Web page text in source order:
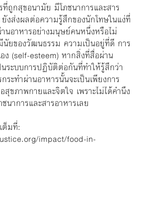
ถูกสุขอนามัย มีโภชนาการและสาร
งส่งผลต่อความรู้สึกของนักโทษในแง่ที่
นอาหารอย่างมนุษย์คนหนึ่งหรือไม่
นัยของวัฒนธรรม ความเป็นอยู่ที่ดี การ
ง (self-esteem) หากสิ่งที่สื่อผ่าน
ระบบการปฏิบัติต่อกันที่ทำให้รู้สึกว่า
ะทำผ่านอาหารนั้นจะเป็นเพียงการ
ขภาพกายและจิตใจ เพราะไม่ได้คำนึง
ชนาการและสารอาหารเลย
ต็มที่:
impact/food-in-